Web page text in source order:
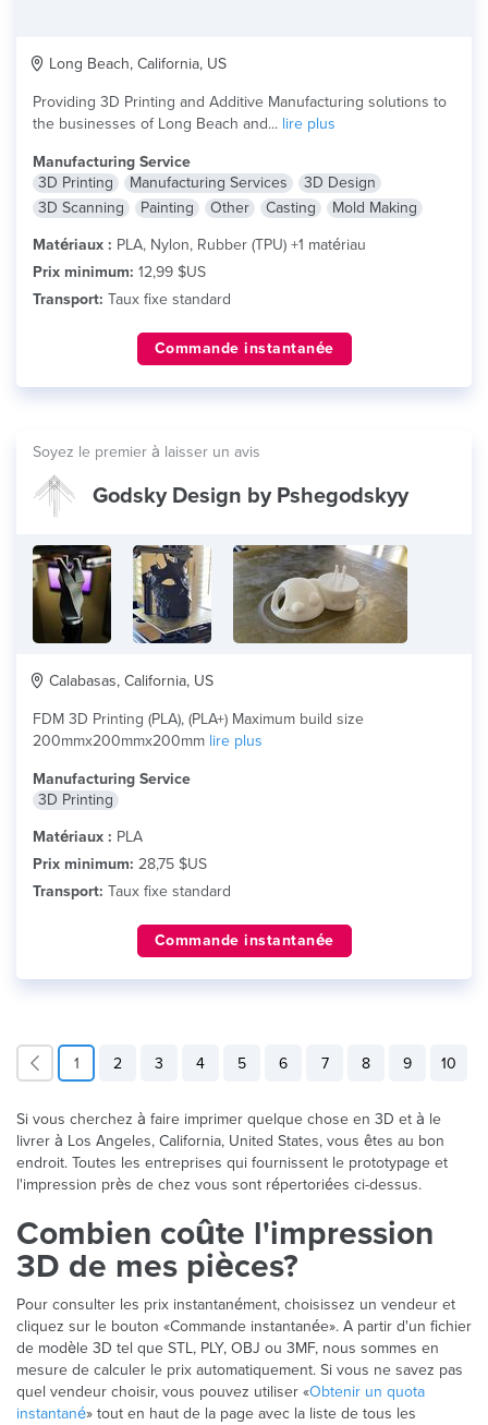
Long Beach, California, US
Providing 3D Printing and Additive Manufacturing solutions to
the businesses of Long Beach and... lire plus
Manufacturing Service
3D Printing
Manufacturing Services
3D Design
3D Scanning
Painting Other Casting
Mold Making
Matériaux : PLA, Nylon, Rubber (TPU) +1 matériau
Prix minimum: 12,99 $US
Transport: Taux fixe standard
Commande instantanée
Soyez le premier à laisser un avis
Godsky Design by Pshegodskyy
Calabasas, California, US
FDM 3D Printing (PLA), (PLA+) Maximum build size
200mmx200mmx200mm lire plus
Manufacturing Service
3D Printing
Matériaux : PLA
Prix minimum: 28,75 $US
Transport: Taux fixe standard
Commande instantanée
1 2 3 4 5 6 7 8 9 10
Si vous cherchez à faire imprimer quelque chose en 3D et à le
livrer à Los Angeles, California, United States, vous êtes au bon
endroit. Toutes les entreprises qui fournissent le prototypage et
l'impression près de chez vous sont répertoriées ci-dessus.
Combien coûte l'impression
3D de mes pièces?
Pour consulter les prix instantanément, choisissez un vendeur et
cliquez sur le bouton «Commande instantanée». A partir d'un fichier
de modèle 3D tel que STL, PLY, OBJ ou 3MF, nous sommes en
mesure de calculer le prix automatiquement. Si vous ne savez pas
quel vendeur choisir, vous pouvez utiliser «Obtenir un quota
instantané» tout en haut de la page avec la liste de tous les